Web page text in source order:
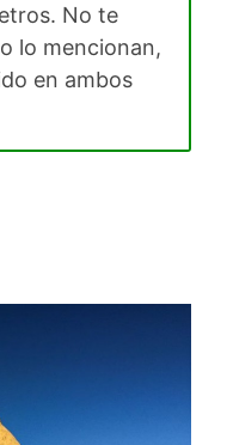
No te
lo mencionan,
en ambos